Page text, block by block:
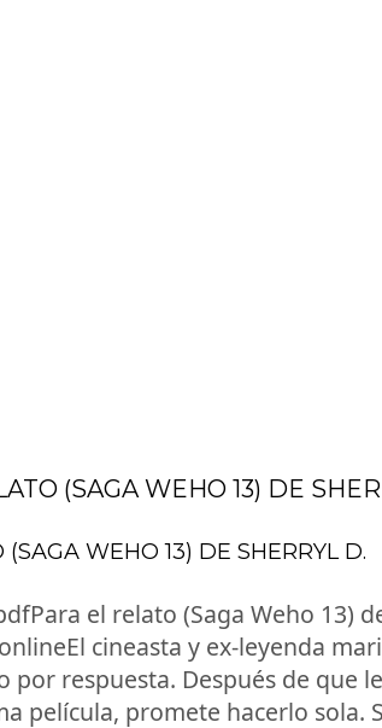
(SAGA WEHO 13) DE
WEHO 13) DE SHERRYL D.
el relato (Saga Weho 13)
cineasta y ex-leyenda
por respuesta. Después de que le
película, promete hacerlo sola.